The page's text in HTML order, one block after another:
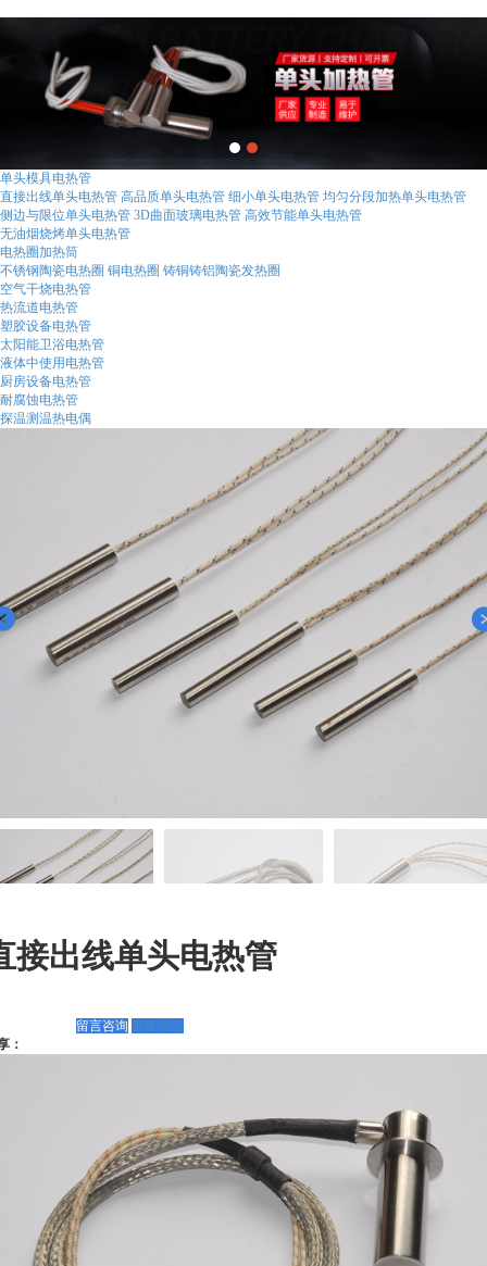
单头模具电热管
直接出线单头电热管 高品质单头电热管 细小单头电热管 均匀分段加热单头电热管
侧边与限位单头电热管 3D曲面玻璃电热管 高效节能单头电热管
无油烟烧烤单头电热管
电热圈加热筒
不锈钢陶瓷电热圈 铜电热圈 铸铜铸铝陶瓷发热圈
空气干烧电热管
热流道电热管
塑胶设备电热管
太阳能卫浴电热管
液体中使用电热管
厨房设备电热管
耐腐蚀电热管
探温测温热电偶
接出线单头电热管
留言咨询
：